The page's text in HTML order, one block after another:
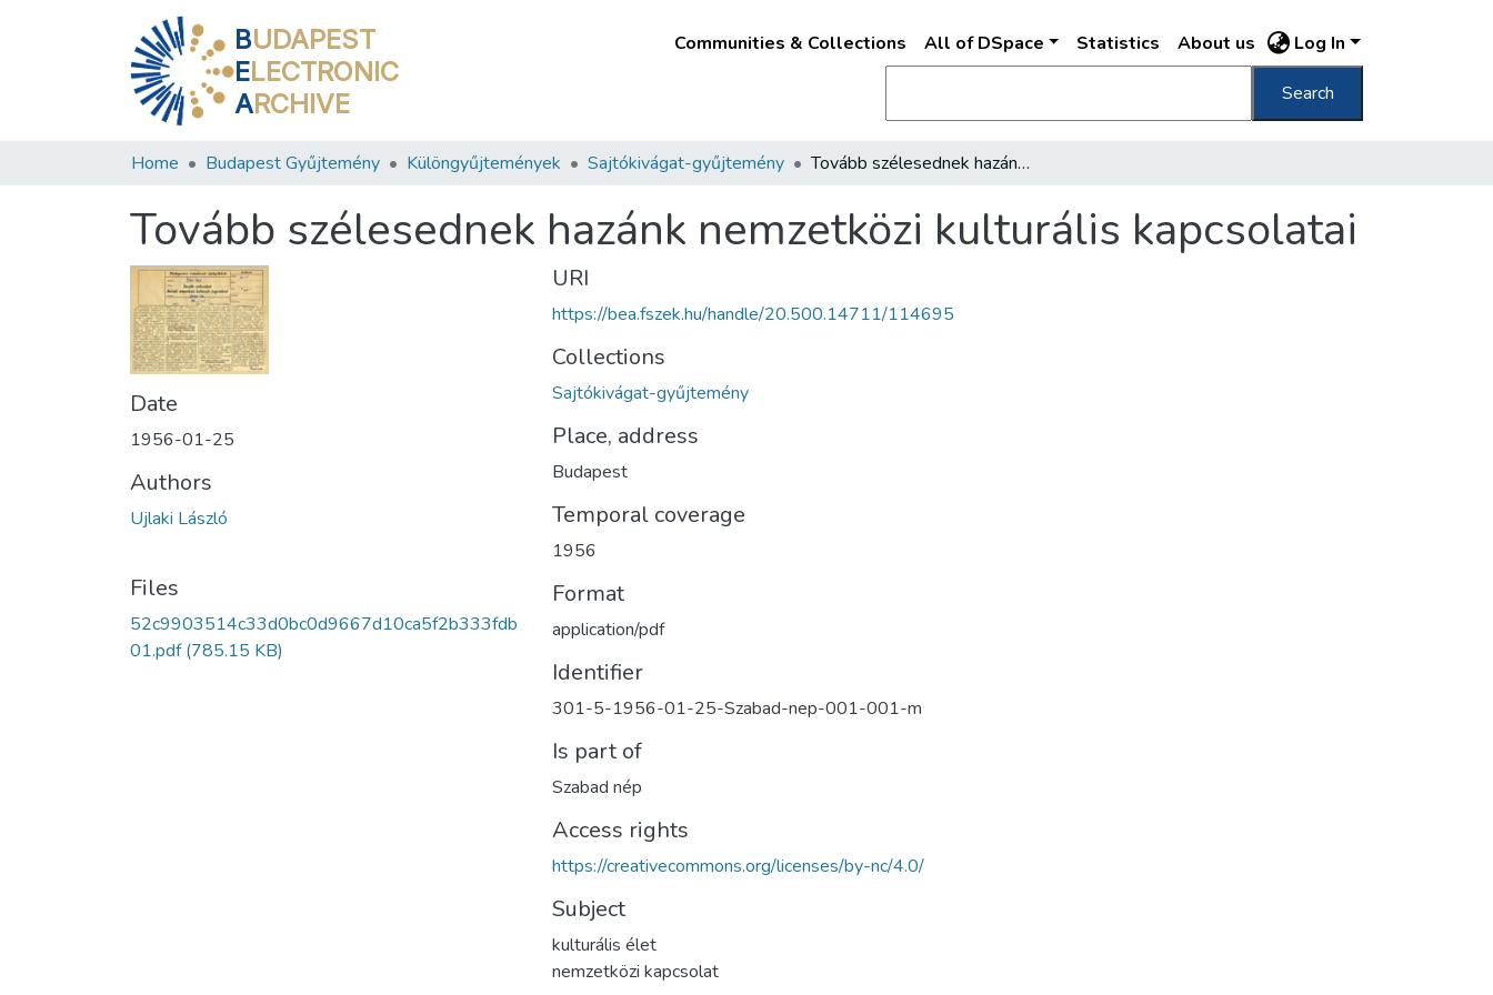
BUDAPEST
ELECTRONIC
ARCHIVE
Communities & Collections All of DSpace Statistics About us Log In
Search
Home Budapest Gyűjtemény Különgyűjtemények Sajtókivágat-gyűjtemény Tovább szélesednek hazánk nemzetközi kulturális kapcsolatai
Tovább szélesednek hazánk nemzetközi kulturális kapcsolatai
Date
1956-01-25
Authors
Ujlaki László
Files
52c9903514c33d0bc0d9667d10ca5f2b333fdb
01.pdf(785.15 KB)
URI
https://bea.fszek.hu/handle/20.500.14711/114695
Collections
Sajtókivágat-gyűjtemény
Place, address
Budapest
Temporal coverage
1956
Format
application/pdf
Identifier
301-5-1956-01-25-Szabad-nep-001-001-m
Is part of
Szabad nép
Access rights
https://creativecommons.org/licenses/by-nc/4.0/
Subject
kulturális élet
nemzetközi kapcsolat